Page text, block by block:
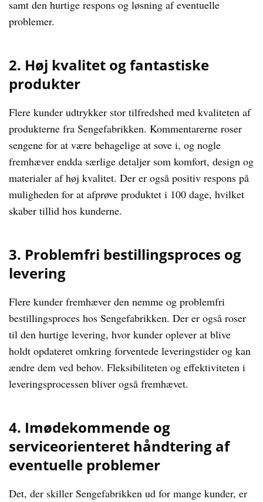
samt den hurtige respons og løsning af eventuelle
problemer.
2. Høj kvalitet og fantastiske
produkter
Flere kunder udtrykker stor tilfredshed med kvaliteten af
produkterne fra Sengefabrikken. Kommentarerne roser
sengene for at være behagelige at sove i, og nogle
fremhæver endda særlige detaljer som komfort, design og
materialer af høj kvalitet. Der er også positiv respons på
muligheden for at afprøve produktet i 100 dage, hvilket
skaber tillid hos kunderne.
3. Problemfri bestillingsproces og
levering
Flere kunder fremhæver den nemme og problemfri
bestillingsproces hos Sengefabrikken. Der er også roser
til den hurtige levering, hvor kunder oplever at blive
holdt opdateret omkring forventede leveringstider og kan
ændre dem ved behov. Fleksibiliteten og effektiviteten i
leveringsprocessen bliver også fremhævet.
4. Imødekommende og
serviceorienteret håndtering af
eventuelle problemer
Det, der skiller Sengefabrikken ud for mange kunder, er